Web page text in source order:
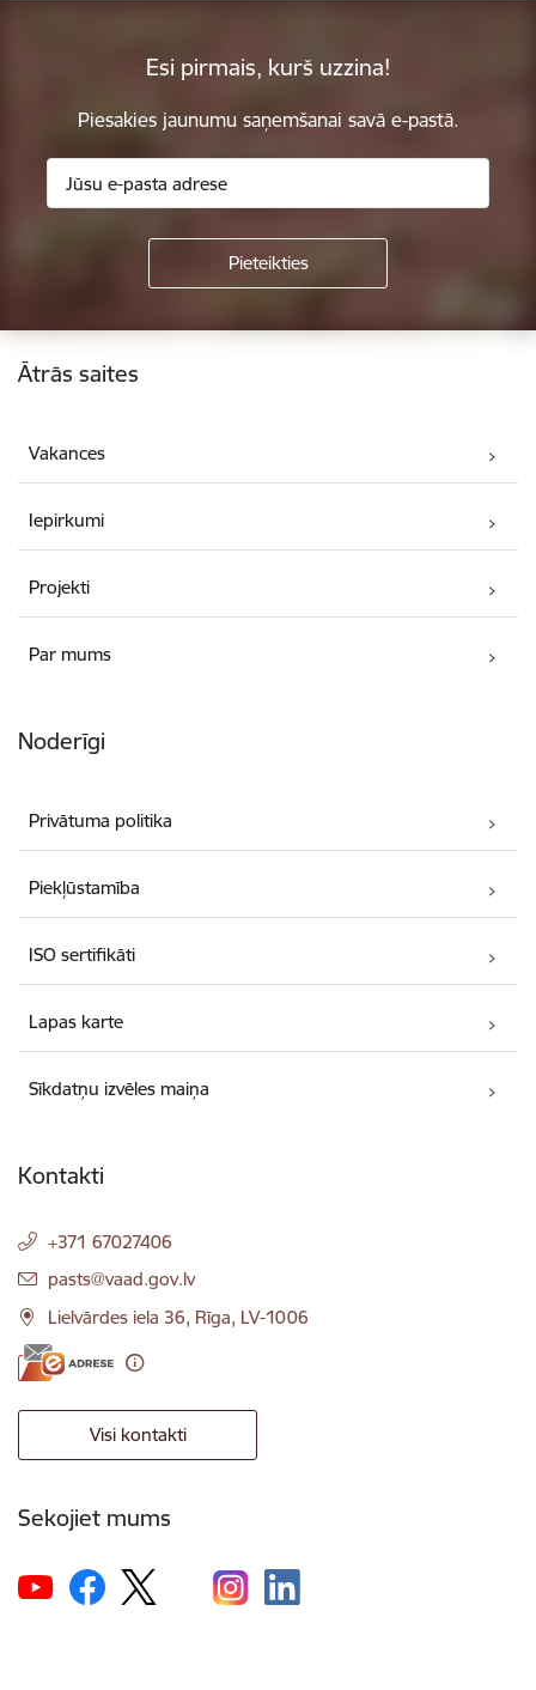
Esi pirmais, kurš uzzina!
Piesakies jaunumu saņemšanai savā e-pastā.
Kājene
Ātrās saites
Vakances
Iepirkumi
Projekti
Par mums
Noderīgi
Privātuma politika
Piekļūstamība
ISO sertifikāti
Lapas karte
Sīkdatņu izvēles maiņa
Kontakti
+371 67027406
E-pasts:
pasts@vaad.gov.lv
Lielvārdes iela 36, Rīga, LV-1006
Visi kontakti
Sekojiet mums